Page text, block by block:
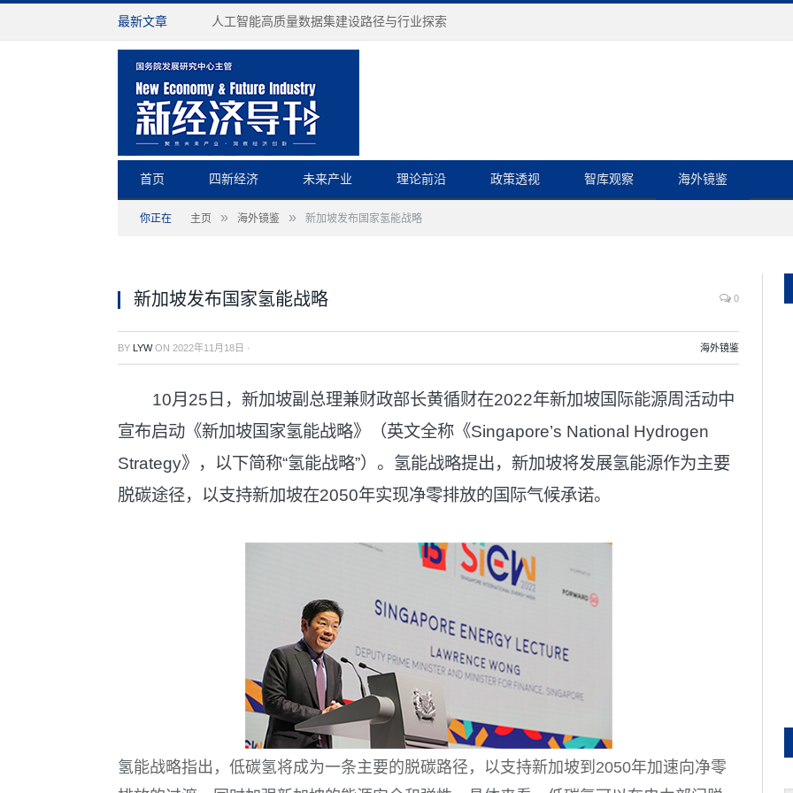
最新文章 人工智能高质量数据集建设路径与行业探索
首页 四新经济 未来产业 理论前沿 政策透视 智库观察 海外镜鉴
你正在 主页 » 海外镜鉴 » 新加坡发布国家氢能战略
新加坡发布国家氢能战略 0
BY LYWON 2022年11月18日 · 海外镜鉴
10月25日，新加坡副总理兼财政部长黄循财在2022年新加坡国际能源周活动中
宣布启动《新加坡国家氢能战略》（英文全称《Singapore’s National Hydrogen
Strategy》，以下简称“氢能战略”）。氢能战略提出，新加坡将发展氢能源作为主要
脱碳途径，以支持新加坡在2050年实现净零排放的国际气候承诺。
氢能战略指出，低碳氢将成为一条主要的脱碳路径，以支持新加坡到2050年加速向净零